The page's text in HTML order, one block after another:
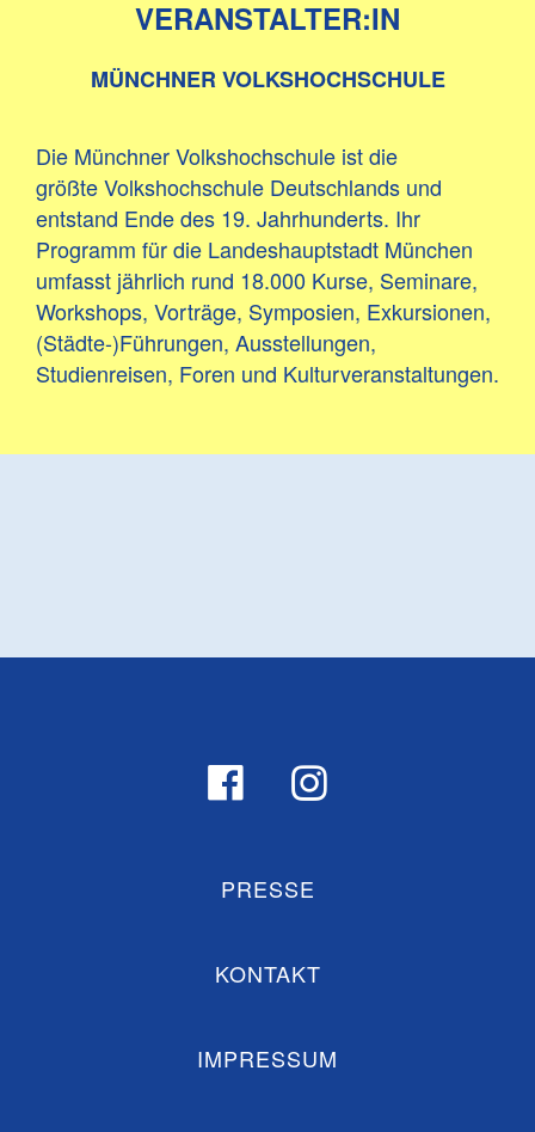
VERANSTALTER:IN
MÜNCHNER VOLKSHOCHSCHULE
Die Münchner Volkshochschule ist die
größte Volkshochschule Deutschlands und
entstand Ende des 19. Jahrhunderts. Ihr
Programm für die Landeshauptstadt München
umfasst jährlich rund 18.000 Kurse, Seminare,
Workshops, Vorträge, Symposien, Exkursionen,
(Städte-)Führungen, Ausstellungen,
Studienreisen, Foren und Kulturveranstaltungen.
PRESSE
KONTAKT
IMPRESSUM